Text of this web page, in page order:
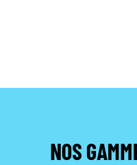
NOS